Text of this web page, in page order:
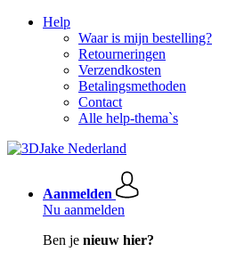
Help
Waar is mijn bestelling?
Retourneringen
Verzendkosten
Betalingsmethoden
Contact
Alle help-thema`s
Aanmelden
Nu aanmelden
Ben je nieuw hier?